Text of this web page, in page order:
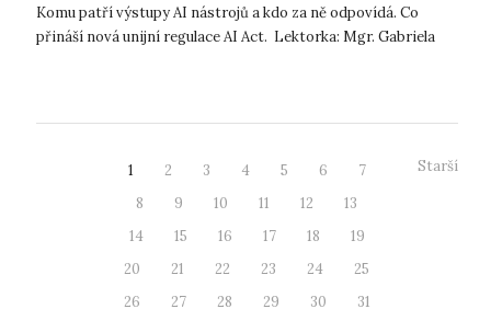
Komu patří výstupy AI nástrojů a kdo za ně odpovídá. Co
přináší nová unijní regulace AI Act. Lektorka: Mgr. Gabriela
1 2 3 4 5 6
7
8
9 10 11 12
13
14
15 16 17 18
19
20
21 22 23 24
25
26
27 28 29 30
31
Starší